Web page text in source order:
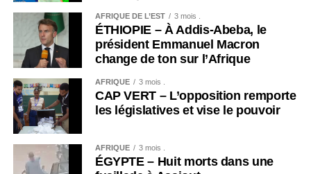
AFRIQUE DE L’EST 3 mois .
ÉTHIOPIE – À Addis-Abeba, le
président Emmanuel Macron
change de ton sur l’Afrique
AFRIQUE 3 mois .
CAP VERT – L’opposition remporte
les législatives et vise le pouvoir
AFRIQUE 3 mois .
ÉGYPTE – Huit morts dans une